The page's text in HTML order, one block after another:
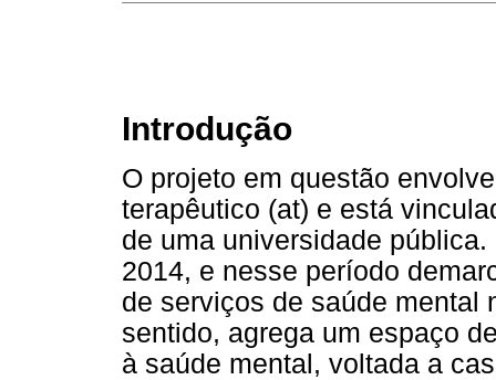
Introdução
O projeto em questão
terapêutico (at) e está
de uma universidade
2014, e nesse período
de serviços de saúde mental
sentido, agrega um espaço
à saúde mental, voltada a